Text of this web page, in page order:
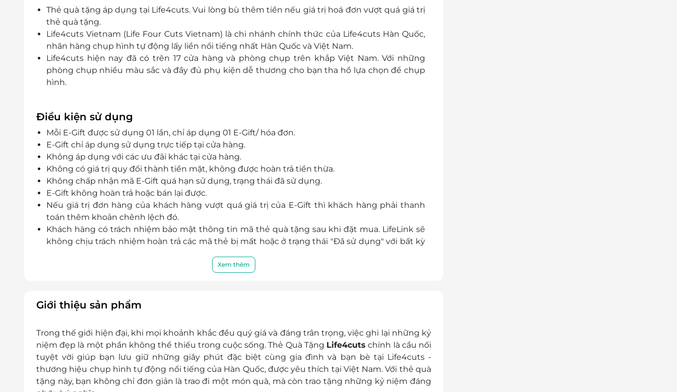
Khánh Hòa
Tầng 7 Gold Coast, số 01 Trần Hưng Đạo, P. Lộc Thọ, Thành phố Nha Trang, Khánh Hòa
Quảng Nam
9 Công Nữ Ngọc Hoa, P. Minh An, Thành phố Hội An, Quảng Nam
Bình Dương
Tầng 1, TTMS Aeon Bình Dương Canary, Số 1, Đại lộ Bình Dương, Khu phố Bình Giao, P. Thuận Giao,
Thẻ quà tặng áp dụng tại Life4cuts.Vui lòng bù thêm tiền nếu giá trị hoá đơn vượt quá giá trị
thẻ quà tặng.
Life4cuts Vietnam (Life Four Cuts Vietnam) là chi nhánh chính thức của Life4cuts Hàn Quốc,
nhãn hàng chụp hình tự động lấy liền nổi tiếng nhất Hàn Quốc và Việt Nam.
Life4cuts hiện nay đã có trên 17 cửa hàng và phòng chụp trên khắp Việt Nam. Với những
phòng chụp nhiều màu sắc và đầy đủ phụ kiện dễ thương cho bạn tha hồ lựa chọn để chụp
hình.
Điều kiện sử dụng
Mỗi E-Gift được sử dụng 01 lần, chỉ áp dụng 01 E-Gift/ hóa đơn.
E-Gift chỉ áp dụng sử dụng trực tiếp tại cửa hàng.
Không áp dụng với các ưu đãi khác tại cửa hàng.
Không có giá trị quy đổi thành tiền mặt, không được hoàn trả tiền thừa.
Không chấp nhận mã E-Gift quá hạn sử dụng, trạng thái đã sử dụng.
E-Gift không hoàn trả hoặc bán lại được.
Nếu giá trị đơn hàng của khách hàng vượt quá giá trị của E-Gift thì khách hàng phải thanh
toán thêm khoản chênh lệch đó.
Khách hàng có trách nhiệm bảo mật thông tin mã thẻ quà tặng sau khi đặt mua. LifeLink sẽ
không chịu trách nhiệm hoàn trả các mã thẻ bị mất hoặc ở trạng thái "Đã sử dụng" với bất kỳ
LifeLink sẽ không chịu trách nhiệm đối với chất lượng sản phẩm hoặc dịch vụ được cung cấp
báo trước.
Hotline LifeLink: 1900 2065.
Xem thêm
Giới thiệu sản phẩm
Trong thế giới hiện đại, khi mọi khoảnh khắc đều quý giá và đáng trân trọng, việc ghi lại những kỷ
niệm đẹp là một phần không thể thiếu trong cuộc sống. Thẻ Quà Tặng Life4cuts chính là cầu nối
tuyệt vời giúp bạn lưu giữ những giây phút đặc biệt cùng gia đình và bạn bè tại Life4cuts -
thương hiệu chụp hình tự động nổi tiếng của Hàn Quốc, được yêu thích tại Việt Nam. Với thẻ quà
tặng này, bạn không chỉ đơn giản là trao đi một món quà, mà còn trao tặng những kỷ niệm đáng